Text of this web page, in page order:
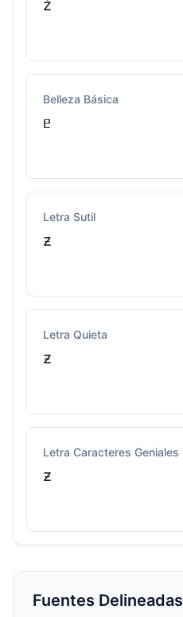
ź
Belleza Básica
ᥱ
Letra Sutil
ƶ
Letra Quieta
ƶ
Letra Caracteres Geniales
ƶ
Fuentes Delineadas